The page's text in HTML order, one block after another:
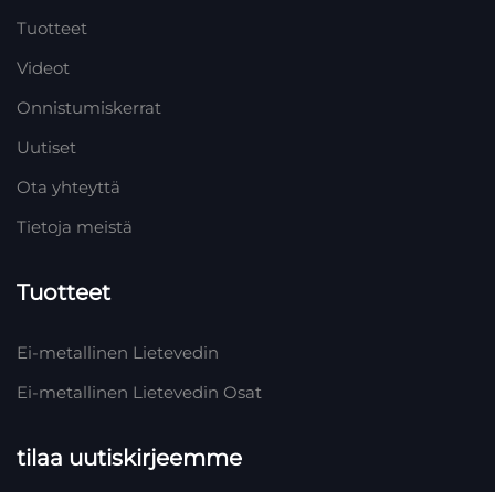
Tuotteet
Videot
Onnistumiskerrat
Uutiset
Ota yhteyttä
Tietoja meistä
Tuotteet
Ei-metallinen Lietevedin
Ei-metallinen Lietevedin Osat
tilaa uutiskirjeemme